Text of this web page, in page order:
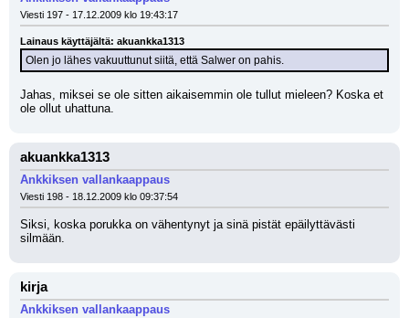
Viesti 197 - 17.12.2009 klo 19:43:17
Lainaus käyttäjältä: akuankka1313
Olen jo lähes vakuuttunut siitä, että Salwer on pahis.
Jahas, miksei se ole sitten aikaisemmin ole tullut mieleen? Koska et
ole ollut uhattuna.
akuankka1313
Ankkiksen vallankaappaus
Viesti 198 - 18.12.2009 klo 09:37:54
Siksi, koska porukka on vähentynyt ja sinä pistät epäilyttävästi
silmään.
kirja
Ankkiksen vallankaappaus